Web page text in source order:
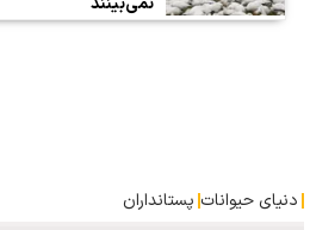
دنیای حیوانات پستانداران